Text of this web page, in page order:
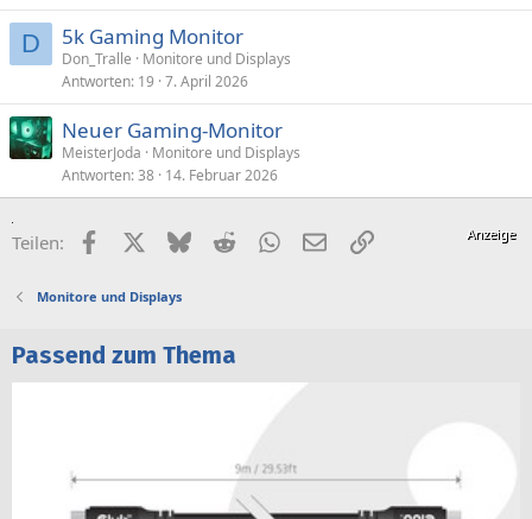
D 5k Gaming Monitor
Don_Tralle
Monitore und Displays
Antworten 19 7. April 2026
Neuer Gaming-Monitor
MeisterJoda
Monitore und Displays
Antworten 38 14. Februar 2026
Teilen: FacebookX (Twitter)
BlueskyRedditWhatsApp
E-MailLink
Monitore und Displays
Passend zum Thema